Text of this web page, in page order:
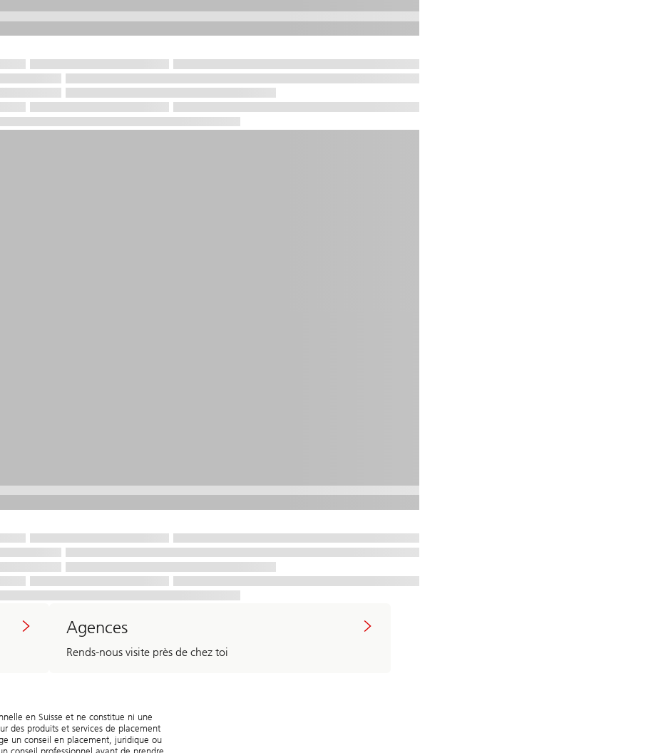
Agences
Rends-nous visite près de chez toi
en Suisse et ne constitue ni une
des produits et services de placement
un conseil en placement, juridique ou